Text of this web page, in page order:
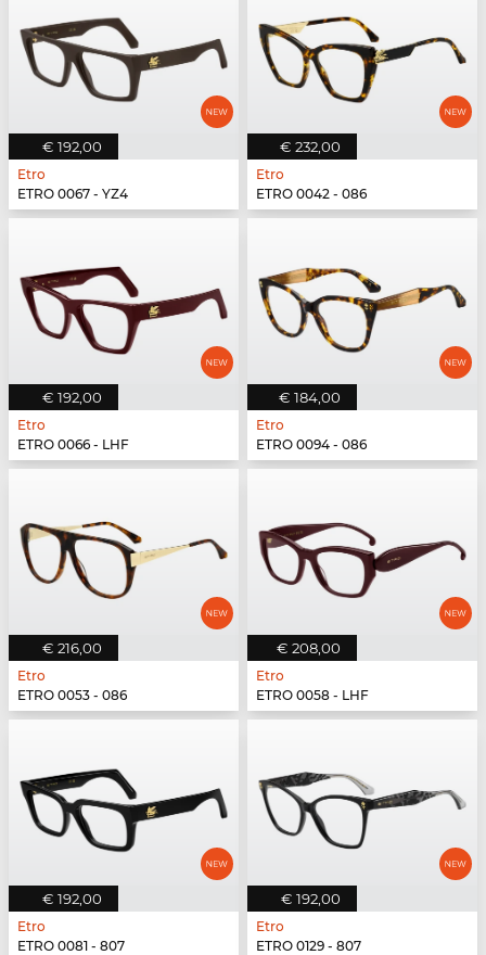
€ 192,00
Etro
ETRO 0067 - YZ4
€ 232,00
Etro
ETRO 0042 - 086
€ 192,00
Etro
ETRO 0066 - LHF
€ 184,00
Etro
ETRO 0094 - 086
€ 216,00
Etro
ETRO 0053 - 086
€ 208,00
Etro
ETRO 0058 - LHF
€ 192,00
Etro
ETRO 0081 - 807
€ 192,00
Etro
ETRO 0129 - 807